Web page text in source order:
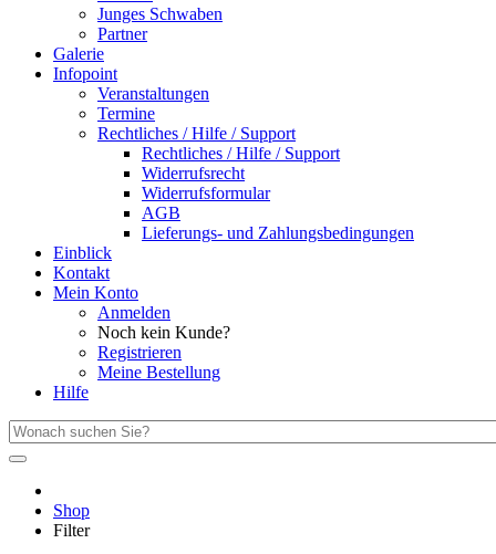
Junges Schwaben
Partner
Galerie
Infopoint
Veranstaltungen
Termine
Rechtliches / Hilfe / Support
Rechtliches / Hilfe / Support
Widerrufsrecht
Widerrufsformular
AGB
Lieferungs- und Zahlungsbedingungen
Einblick
Kontakt
Mein Konto
Anmelden
Noch kein Kunde?
Registrieren
Meine Bestellung
Hilfe
Shop
Filter